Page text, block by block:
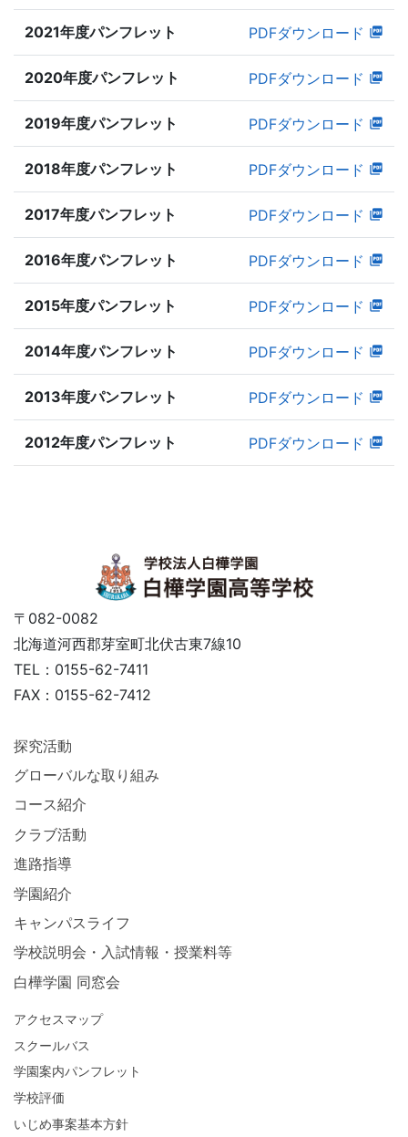
2021年度パンフレット PDFダウンロード
2020年度パンフレット PDFダウンロード
2019年度パンフレット PDFダウンロード
2018年度パンフレット PDFダウンロード
2017年度パンフレット PDFダウンロード
2016年度パンフレット PDFダウンロード
2015年度パンフレット PDFダウンロード
2014年度パンフレット PDFダウンロード
2013年度パンフレット PDFダウンロード
2012年度パンフレット PDFダウンロード
〒082-0082
北海道河西郡芽室町北伏古東7線10
TEL：0155-62-7411
FAX：0155-62-7412
探究活動
グローバルな取り組み
コース紹介
クラブ活動
進路指導
学園紹介
キャンパスライフ
学校説明会・入試情報・授業料等
白樺学園 同窓会
アクセスマップ
スクールバス
学園案内パンフレット
学校評価
いじめ事案基本方針